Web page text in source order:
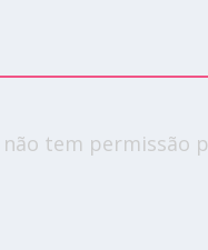
não tem permissão